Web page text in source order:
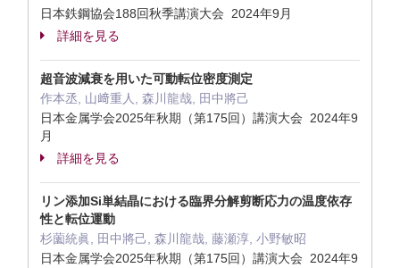
日本鉄鋼協会188回秋季講演大会 2024年9月
詳細を見る
超音波減衰を用いた可動転位密度測定
作本丞, ⼭﨑重⼈, 森川⿓哉, ⽥中將⼰
日本金属学会2025年秋期（第175回）講演大会 2024年9
月
詳細を見る
リン添加Si単結晶における臨界分解剪断応力の温度依存
性と転位運動
杉薗統眞, ⽥中將⼰, 森川⿓哉, 藤瀬淳, ⼩野敏昭
日本金属学会2025年秋期（第175回）講演大会 2024年9